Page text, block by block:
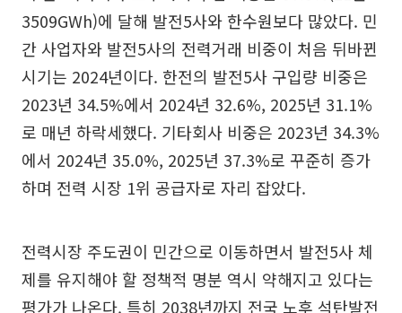
3509GWh)에 달해 발전5사와 한수원보다 많았다. 민
간 사업자와 발전5사의 전력거래 비중이 처음 뒤바뀐
시기는 2024년이다. 한전의 발전5사 구입량 비중은
2023년 34.5%에서 2024년 32.6%, 2025년 31.1%
로 매년 하락세했다. 기타회사 비중은 2023년 34.3%
에서 2024년 35.0%, 2025년 37.3%로 꾸준히 증가
하며 전력 시장 1위 공급자로 자리 잡았다.
전력시장 주도권이 민간으로 이동하면서 발전5사 체
제를 유지해야 할 정책적 명분 역시 약해지고 있다는
평가가 나온다. 특히 2038년까지 전국 노후 석탄발전